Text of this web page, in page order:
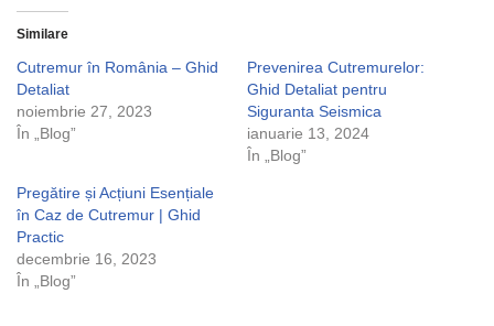
Similare
Cutremur în România – Ghid
Detaliat
noiembrie 27, 2023
În „Blog”
Prevenirea Cutremurelor:
Ghid Detaliat pentru
Siguranta Seismica
ianuarie 13, 2024
În „Blog”
Pregătire și Acțiuni Esențiale
în Caz de Cutremur | Ghid
Practic
decembrie 16, 2023
În „Blog”